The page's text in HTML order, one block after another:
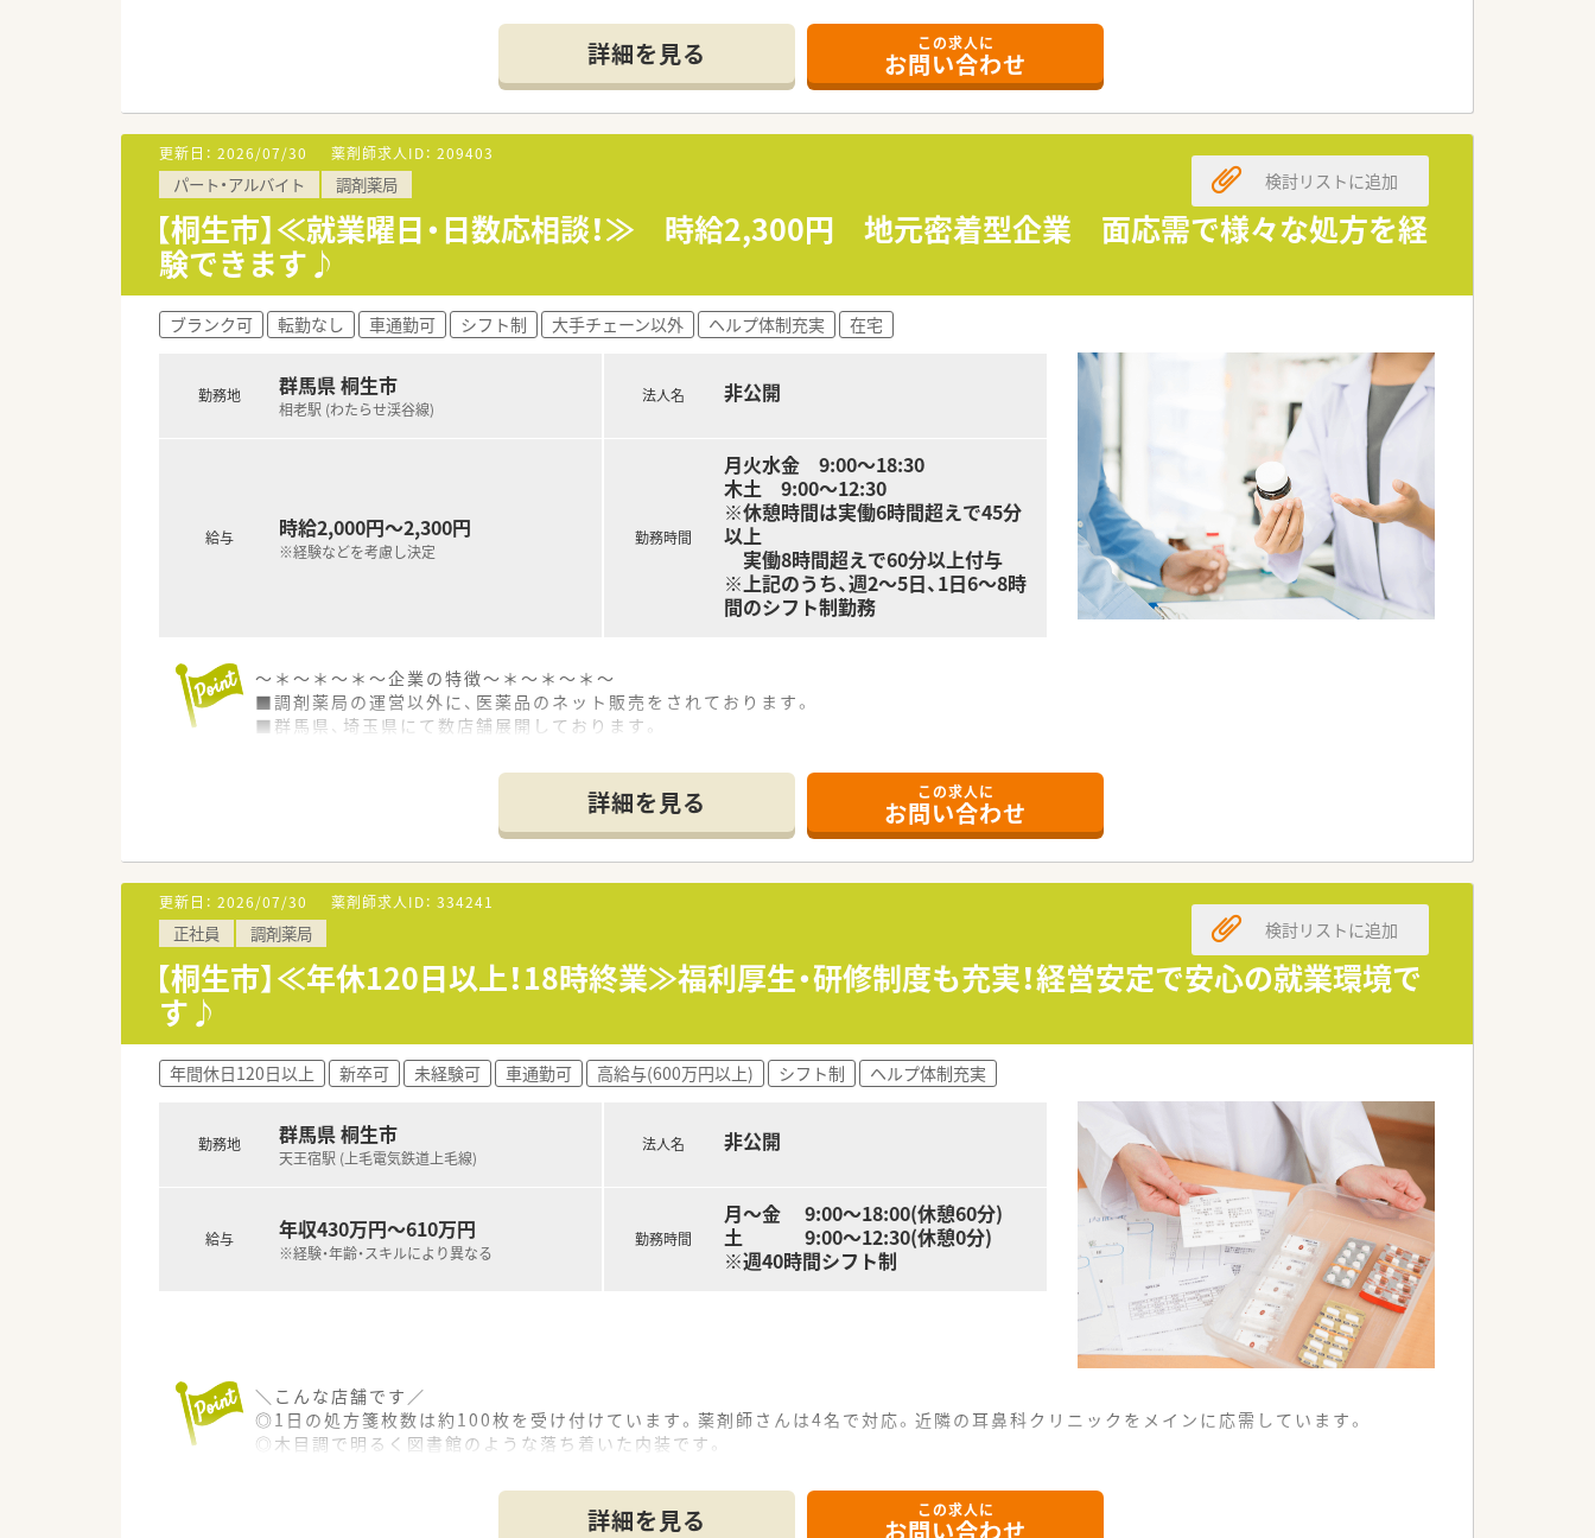
■在宅にも取り組んでおり、未経験からでもしっかり学べる環境
■健康イベント等も実施し地域に根差した活動を行っています
■電子薬歴・音声薬歴ほか、監査システムなども完備
中途入社の方はOJTでしっかり研修があります
■入社3年目までフォローアップ研修もあります
■産休育休取得率ほぼ100%！
時短正社員として復帰される方がほとんどです
■年間休日120日
介護休暇、リフレッシュ休暇、 子の看護の休暇などの休暇制度も充実しています
■勤務薬剤師としてスタート後、薬局長やエリアマネージャーへのキャリアパスも可能！
■ベテランだけでなく若手社員も活躍中！
詳細を見る この求人に
お問い合わせ
更新日： 2026/07/30 薬剤師求人ID： 209403
パート・アルバイト 調剤薬局
【桐生市】≪就業曜日・日数応相談！≫ 時給2,300円 地元密着型企業 面応需で様々な処方を経
験できます♪
検討リストに追加
ブランク可 転勤なし 車通勤可 シフト制 大手チェーン以外 ヘルプ体制充実 在宅
勤務地 群馬県 桐生市
相老駅 (わたらせ渓谷線)
給与 時給2,000円～2,300円
※経験などを考慮し決定
法人名 非公開
勤務時間
月火水金 9:00～18:30
木土 9:00～12:30
※休憩時間は実働6時間超えで45分
以上
実働8時間超えで60分以上付与
※上記のうち、週2～5日、1日6～8時
間のシフト制勤務
～＊～＊～＊～企業の特徴～＊～＊～＊～
■調剤薬局の運営以外に、医薬品のネット販売をされております。
■群馬県、埼玉県にて数店舗展開しております。
地域に根ざしたかかりるけ薬局への推進に取り組んでおります。
詳細を見る この求人に
お問い合わせ
更新日： 2026/07/30 薬剤師求人ID： 334241
正社員 調剤薬局
【桐生市】≪年休120日以上！18時終業≫福利厚生・研修制度も充実！経営安定で安心の就業環境で
す♪
検討リストに追加
年間休日120日以上 新卒可 未経験可 車通勤可 高給与(600万円以上) シフト制 ヘルプ体制充実
勤務地 群馬県 桐生市
天王宿駅 (上毛電気鉄道上毛線)
給与 年収430万円～610万円
※経験・年齢・スキルにより異なる
法人名 非公開
勤務時間
月～金 9:00～18:00(休憩60分)
土 9:00～12:30(休憩0分)
※週40時間シフト制
＼こんな店舗です／
◎1日の処方箋枚数は約100枚を受け付けています。薬剤師さんは4名で対応。近隣の耳鼻科クリニックをメインに応需しています。
◎木目調で明るく図書館のような落ち着いた内装です。
◎居宅在宅への取り組みも同時に行っています。
詳細を見る この求人に
お問い合わせ